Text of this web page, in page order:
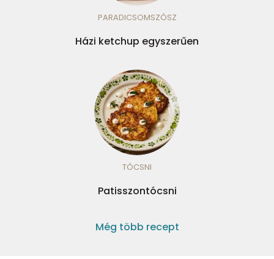
PARADICSOMSZÓSZ
Házi ketchup egyszerűen
TÓCSNI
Patisszontócsni
Még több recept